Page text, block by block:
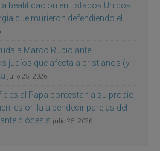
beatificación en Estados Unidos
que murieron defendiendo el
a Marco Rubio ante
judíos que afecta a cristianos (y
julio 25, 2026
al Papa contestan a su propio
les orilla a bendecir parejas del
diócesis julio 25, 2026